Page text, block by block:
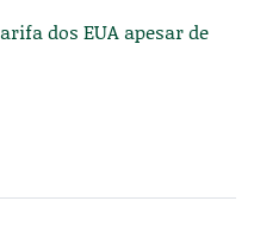
dos EUA apesar de